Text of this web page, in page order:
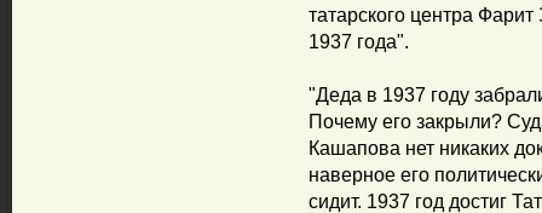
татарского центра
1937 года".
"Деда в 1937 году
Почему его закрыли?
Кашапова нет никаких
наверное его
сидит. 1937 год достиг